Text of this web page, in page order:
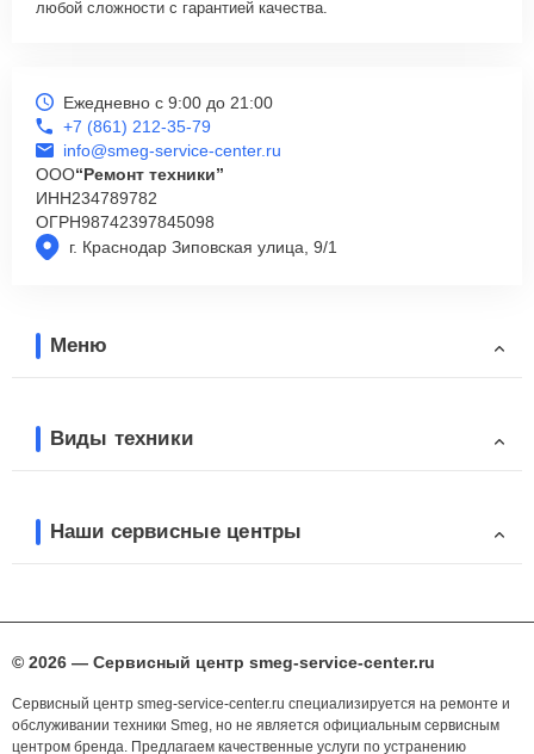
любой сложности с гарантией качества.
г. Краснодар Зиповская улица, 9/1
Ежедневно с 9:00 до 21:00
+7 (861) 212-35-79
info@smeg-service-center.ru
ООО“Ремонт техники”
ИНН234789782
ОГРН98742397845098
Меню
Виды техники
Наши сервисные центры
© 2026 — Сервисный центр smeg-service-center.ru
Сервисный центр smeg-service-center.ru специализируется на ремонте и
обслуживании техники Smeg, но не является официальным сервисным
центром бренда. Предлагаем качественные услуги по устранению